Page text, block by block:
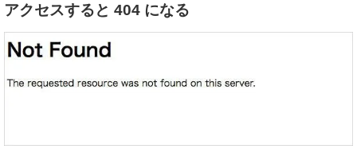
アクセスすると 404 になる